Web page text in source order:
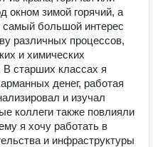
окном зимой горячий, а
большой интерес
различных процессов,
и химических
В старших классах я
денег, работая
и изучал
коллеги также повлияли
я хочу работать в
и инфраструктуры